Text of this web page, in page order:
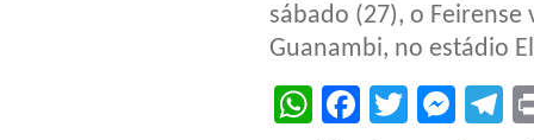
sábado (27), o
Guanambi, no estádio
WhatsApp
Facebook
Twitter